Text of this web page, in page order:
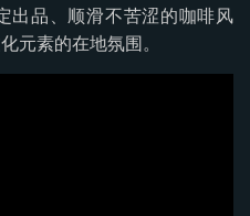
出品、顺滑不苦涩的咖啡风
元素的在地氛围。